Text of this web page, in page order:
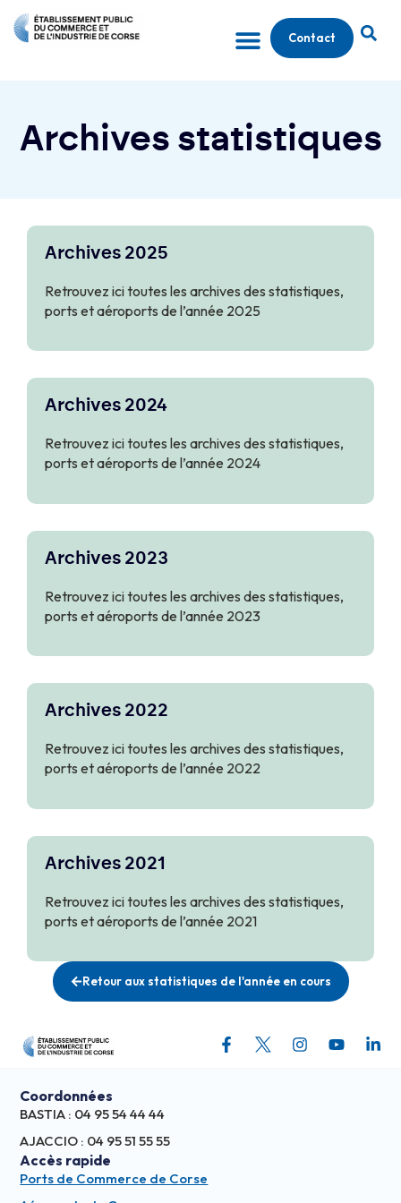
Contact
Archives statistiques
Archives 2025
Retrouvez ici toutes les archives des statistiques,
ports et aéroports de l’année 2025
Archives 2024
Retrouvez ici toutes les archives des statistiques,
ports et aéroports de l’année 2024
Archives 2023
Retrouvez ici toutes les archives des statistiques,
ports et aéroports de l’année 2023
Archives 2022
Retrouvez ici toutes les archives des statistiques,
ports et aéroports de l’année 2022
Archives 2021
Retrouvez ici toutes les archives des statistiques,
ports et aéroports de l’année 2021
Retour aux statistiques de l'année en cours
Coordonnées
BASTIA : 04 95 54 44 44
AJACCIO : 04 95 51 55 55
Accès rapide
Ports de Commerce de Corse